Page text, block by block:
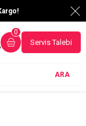
ARA
0
Servis Talebi